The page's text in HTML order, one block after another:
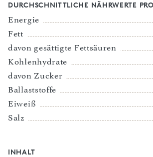
DURCHSCHNITTLICHE NÄHRWERTE
Energie
Fett
davon gesättigte Fettsäuren
Kohlenhydrate
davon Zucker
Ballaststoffe
Eiweiß
Salz
INHALT